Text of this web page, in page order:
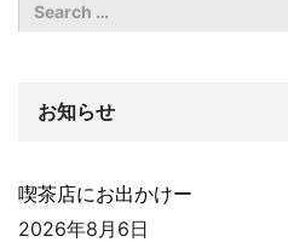
お知らせ
喫茶店にお出かけー
2026年8月6日